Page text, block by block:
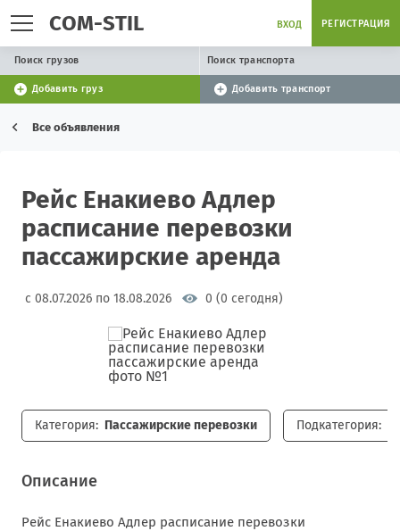
COM-STIL ВХОД РЕГИСТРАЦИЯ
Поиск грузов Поиск транспорта
Добавить груз Добавить транспорт
Все объявления
Рейс Енакиево Адлер
расписание перевозки
пассажирские аренда
с 08.07.2026 по 18.08.2026 0 (0 сегодня)
Категория: Пассажирские перевозки Подкатегория:
Описание
Рейс Енакиево Адлер расписание перевозки